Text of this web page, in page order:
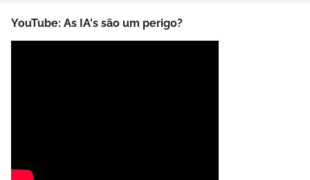
YouTube: As IA's são um perigo?